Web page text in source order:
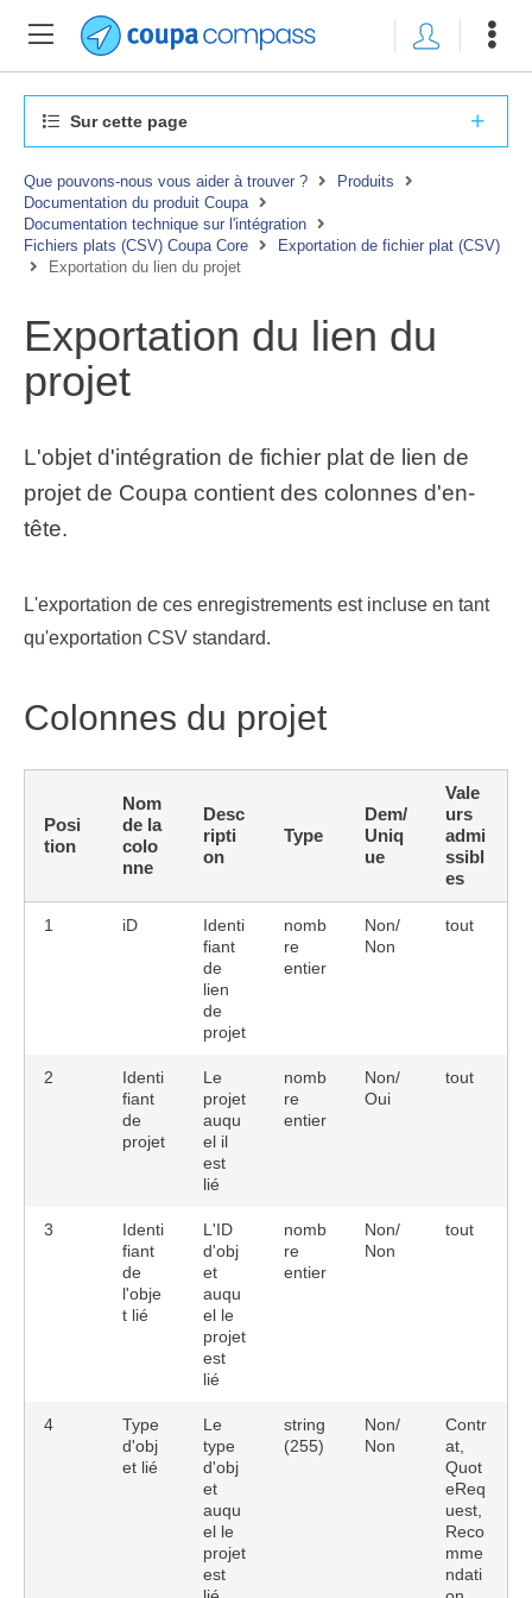
Sur cette page
Que pouvons-nous vous aider à trouver ?
Produits
Documentation du produit Coupa
Documentation technique sur l'intégration
Fichiers plats (CSV) Coupa Core
Exportation de fichier plat (CSV)
Exportation du lien du projet
Exportation du lien du
projet
L'objet d'intégration de fichier plat de lien de
projet de Coupa contient des colonnes d'en-
tête.
L'exportation de ces enregistrements est incluse en tant
qu'exportation CSV standard.
Colonnes du projet
Posi
tion
Nom
de la
colo
nne
Desc
ripti
on
Type
Dem/
Uniq
ue
Vale
urs
admi
ssibl
es
1 iD
Identi
fiant
de
lien
de
projet
nomb
re
entier
Non/
Non
tout
2
Identi
fiant
de
projet
Le
projet
auqu
el il
est
lié
nomb
re
entier
Non/
Oui
tout
3
Identi
fiant
de
l'obje
t lié
L'ID
d'obj
et
auqu
el le
projet
est
lié
nomb
re
entier
Non/
Non
tout
4
Type
d'obj
et lié
Le
type
d'obj
et
auqu
el le
projet
est
string
(255)
Non/
Non
Contr
at,
Quot
eReq
uest,
Reco
mme
ndati